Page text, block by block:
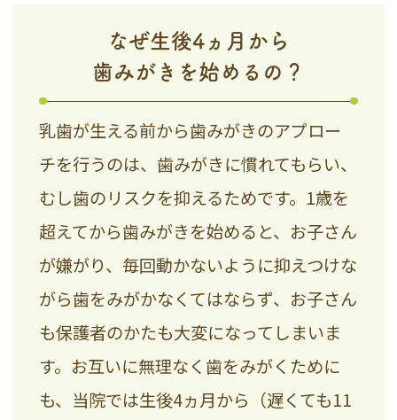
なぜ生後4ヵ月から
歯みがきを始めるの？
乳歯が生える前から歯みがきのアプロー
チを行うのは、歯みがきに慣れてもらい、
むし歯のリスクを抑えるためです。1歳を
超えてから歯みがきを始めると、お子さん
が嫌がり、毎回動かないように抑えつけな
がら歯をみがかなくてはならず、お子さん
も保護者のかたも大変になってしまいま
す。お互いに無理なく歯をみがくために
も、当院では生後4ヵ月から（遅くても11